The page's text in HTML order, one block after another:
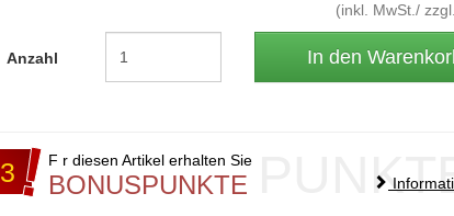
(inkl. MwSt./ zzgl.
Anzahl
3 F r diesen Artikel erhalten Sie
BONUSPUNKTE